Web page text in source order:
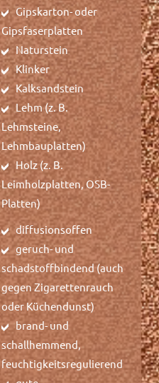
Gipskarton- oder
Gipsfaserplatten
Naturstein
Klinker
Kalksandstein
Lehm (z. B.
Lehmsteine,
Lehmbauplatten)
Holz (z. B.
Leimholzplatten, OSB-
Platten)
diffusionsoffen
geruch- und
schadstoffbindend (auch
gegen Zigarettenrauch
oder Küchendunst)
brand- und
schallhemmend,
feuchtigkeitsregulierend